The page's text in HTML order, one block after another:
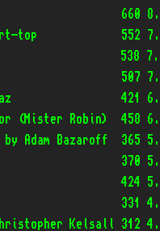
660
top             552
538
507
421
(Mister Robin)  458
Adam Bazaroff  365
370
424
331
Kelsall 312